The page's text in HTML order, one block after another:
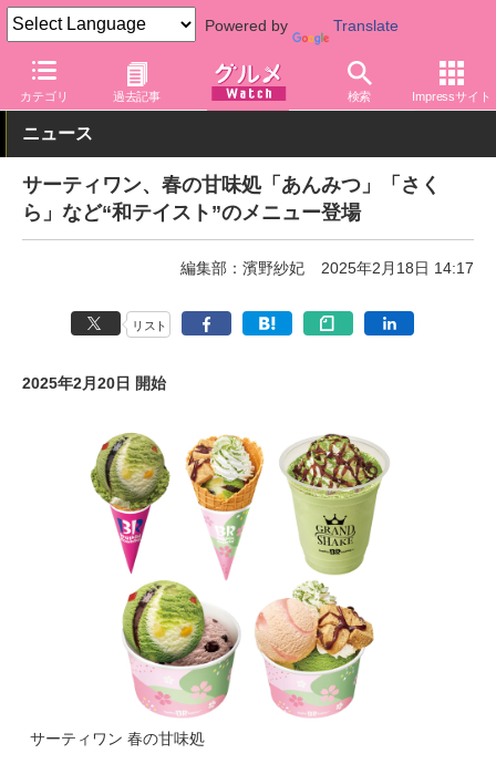
Powered by Translate
カテゴリ 過去記事 検索 Impressサイト
グルメ Watch 店舗 ファストフード サーティワン
ニュース
サーティワン、春の甘味処「あんみつ」「さく
ら」など“和テイスト”のメニュー登場
編集部：濱野紗妃 2025年2月18日 14:17
リスト
2025年2月20日 開始
サーティワン 春の甘味処